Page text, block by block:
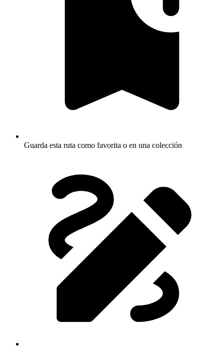
Guarda esta ruta como favorita o en una colección